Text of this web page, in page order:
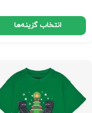
انتخاب گزینه‌ها